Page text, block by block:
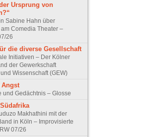
Ursprung von
Sabine Hahn über
am Comedia Theater –
26
die diverse Gesellschaft
Initiativen – Der Kölner
der Gewerkschaft
Wissenschaft (GEW)
Angst
und Gedächtnis – Glosse
Makhathini mit der
in Köln – Improvisierte
07/26